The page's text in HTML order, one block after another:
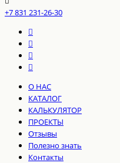
+7 831 231-26-30
О НАС
КАТАЛОГ
КАЛЬКУЛЯТОР
ПРОЕКТЫ
Отзывы
Полезно знать
Контакты